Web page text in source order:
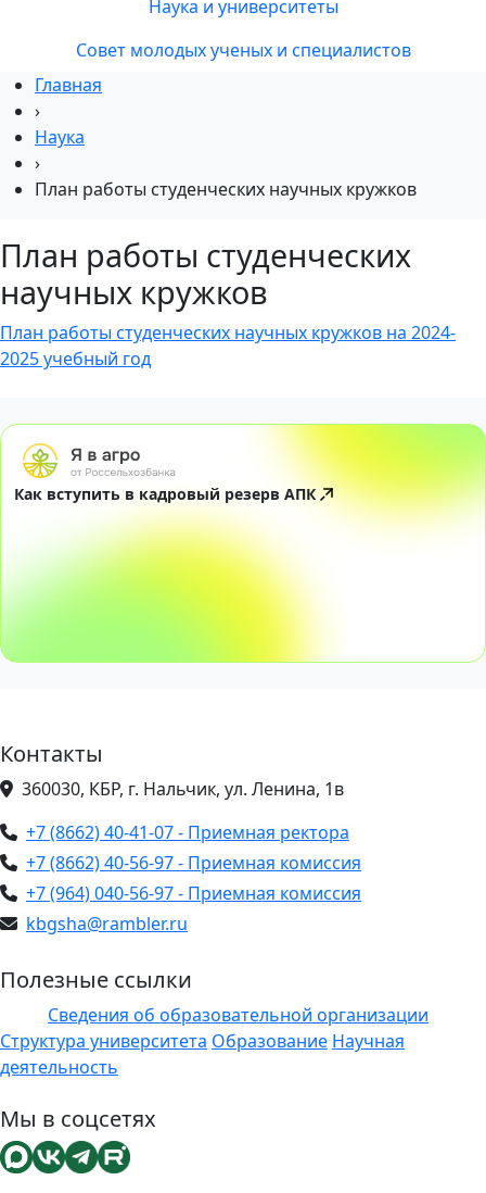
Наука и университеты
Совет молодых ученых и специалистов
Главная
›
Наука
›
План работы студенческих научных кружков
План работы студенческих
научных кружков
План работы студенческих научных кружков на 2024-
2025 учебный год
Как вступить в кадровый резерв АПК
Контакты
360030, КБР, г. Нальчик, ул. Ленина, 1в
+7 (8662) 40-41-07 - Приемная ректора
+7 (8662) 40-56-97 - Приемная комиссия
+7 (964) 040-56-97 - Приемная комиссия
kbgsha@rambler.ru
Полезные ссылки
Сведения об образовательной организации
Структура университета Образование Научная
деятельность
Мы в соцсетях